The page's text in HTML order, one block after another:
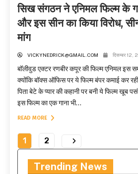
सिख संगठन ने एनिमल फिल्म के
और इस सीन का किया विरोध,
मांग
VICKYNEDRICK@GMAIL.COM दिसम्बर 12,
बॉलीवुड एक्टर रणबीर कपूर की फिल्म एनिमल इस
क्योंकि बॉक्स ऑफिस पर ये फिल्म बंपर कमाई कर
पिता बेटे के प्यार की कहानी पर बनी ये फिल्म खूब
इस फिल्म का एक गाना भी...
READ MORE
1 2
Trending News